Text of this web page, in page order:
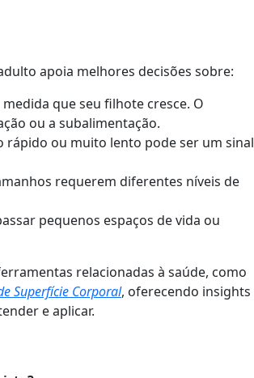
apoia melhores decisões sobre:
que seu filhote cresce. O
ou a subalimentação.
rápido ou muito lento pode ser um sinal
requerem diferentes níveis de
pequenos espaços de vida ou
relacionadas à saúde, como
Superfície Corporal, oferecendo insights
e aplicar.